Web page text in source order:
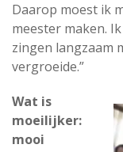
Daarop moest ik
meester maken.
zingen langzaam
vergroeide.”
Wat is
moeilijker:
mooi